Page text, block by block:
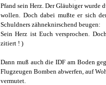
Pfand sein Herz. Der Gläubiger wurde
wollen. Doch dabei mußte er sich
Schuldners zähneknirschend beugen:
Sein Herz ist Euch versprochen.
zitiert ! )
Dann muß auch die IDF am Boden
Flugzeugen Bomben abwerfen, auf
vermutet.